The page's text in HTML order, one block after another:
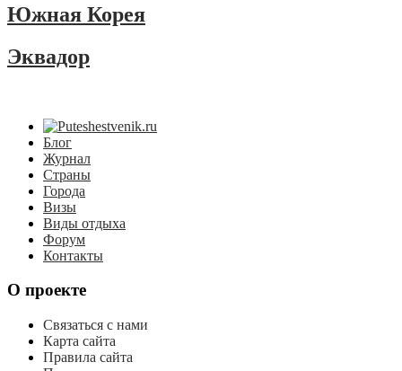
Южная Корея
Эквадор
Блог
Журнал
Страны
Города
Визы
Виды отдыха
Форум
Контакты
О проекте
Связаться с нами
Карта сайта
Правила сайта